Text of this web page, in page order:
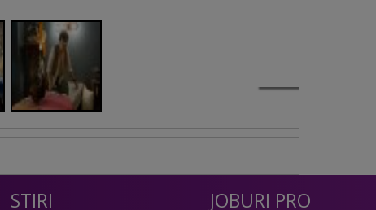
STIRI JOBURI PRO